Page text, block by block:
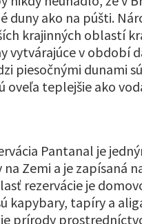
duny ako na púšti.
krajinných oblastí
vytvárajúce v období
piesočnými dunami
oveľa teplejšie ako
Pantanal je
Zemi a je zapísaná
rezervácie je
kapybary, tapíry a
prírody